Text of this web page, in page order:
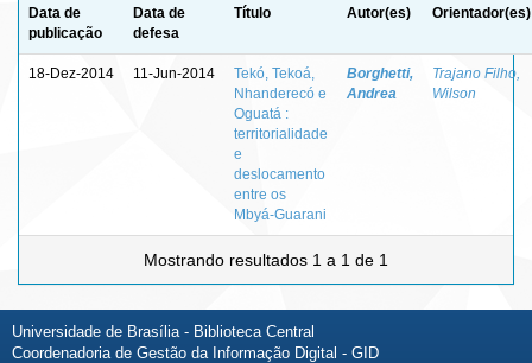
Data de
publicação
Data de
defesa
Título Autor(es) Orientador(es)
18-Dez-2014 11-Jun-2014
Tekó, Tekoá,
Nhanderecó e
Oguatá :
territorialidade
e
deslocamento
entre os
Mbyá-Guarani
Borghetti,
Andrea
Trajano Filho,
Wilson
Mostrando resultados 1 a 1 de 1
Universidade de Brasília - Biblioteca Central
Coordenadoria de Gestão da Informação Digital - GID